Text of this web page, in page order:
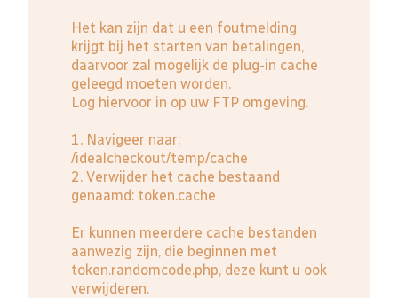
Het kan zijn dat u een foutmelding
krijgt bij het starten van betalingen,
daarvoor zal mogelijk de plug-in cache
geleegd moeten worden.
Log hiervoor in op uw FTP omgeving.
1. Navigeer naar:
/idealcheckout/temp/cache
2. Verwijder het cache bestaand
genaamd: token.cache
Er kunnen meerdere cache bestanden
aanwezig zijn, die beginnen met
token.randomcode.php, deze kunt u ook
verwijderen.